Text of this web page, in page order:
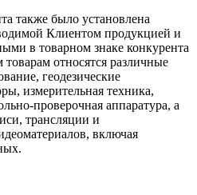
также было установлена
Клиентом продукцией и
в товарном знаке конкурента
относятся различные
геодезические
измерительная техника,
проверочная аппаратура, а
трансляции и
включая